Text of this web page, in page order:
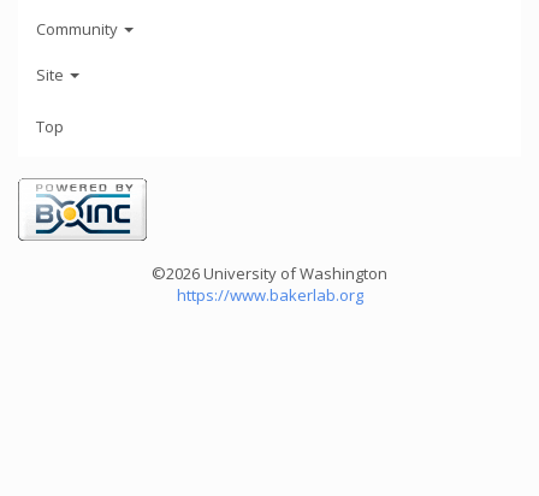
Community
Site
Top
©2026 University of Washington
https://www.bakerlab.org